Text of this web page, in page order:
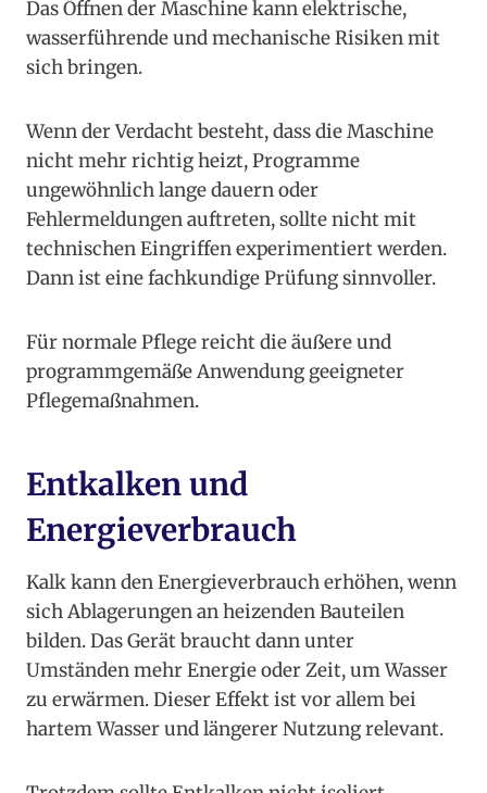
Das Öffnen der Maschine kann elektrische,
wasserführende und mechanische Risiken mit
sich bringen.
Wenn der Verdacht besteht, dass die Maschine
nicht mehr richtig heizt, Programme
ungewöhnlich lange dauern oder
Fehlermeldungen auftreten, sollte nicht mit
technischen Eingriffen experimentiert werden.
Dann ist eine fachkundige Prüfung sinnvoller.
Für normale Pflege reicht die äußere und
programmgemäße Anwendung geeigneter
Pflegemaßnahmen.
Entkalken und
Energieverbrauch
Kalk kann den Energieverbrauch erhöhen, wenn
sich Ablagerungen an heizenden Bauteilen
bilden. Das Gerät braucht dann unter
Umständen mehr Energie oder Zeit, um Wasser
zu erwärmen. Dieser Effekt ist vor allem bei
hartem Wasser und längerer Nutzung relevant.